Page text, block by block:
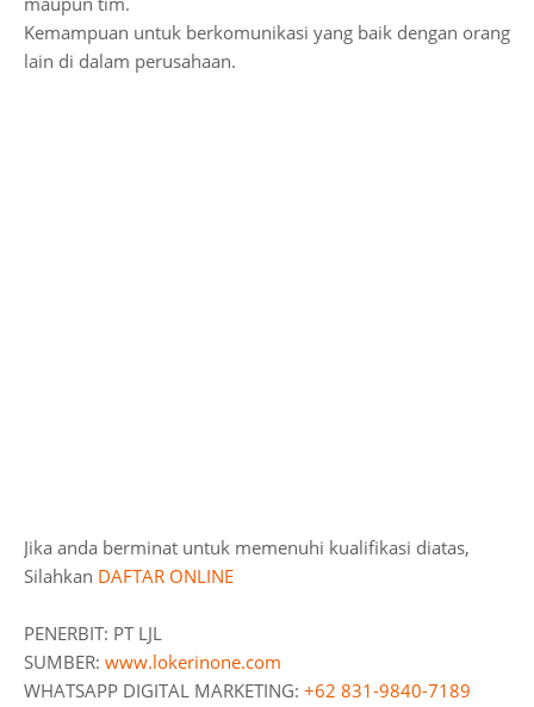
Kemampuan untuk berkomunikasi yang baik dengan orang
lain di dalam perusahaan.
Jika anda berminat untuk memenuhi kualifikasi diatas,
Silahkan DAFTAR ONLINE
PENERBIT: PT LJL
SUMBER: www.lokerinone.com
WHATSAPP DIGITAL MARKETING: +62 831-9840-7189